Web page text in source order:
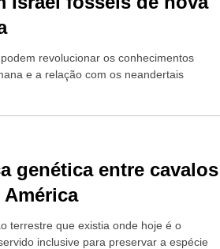
revolucionar os conhecimentos
e a relação com os neandertais
genética entre cavalos
América
terrestre que existia onde hoje é o
inclusive para preservar a espécie